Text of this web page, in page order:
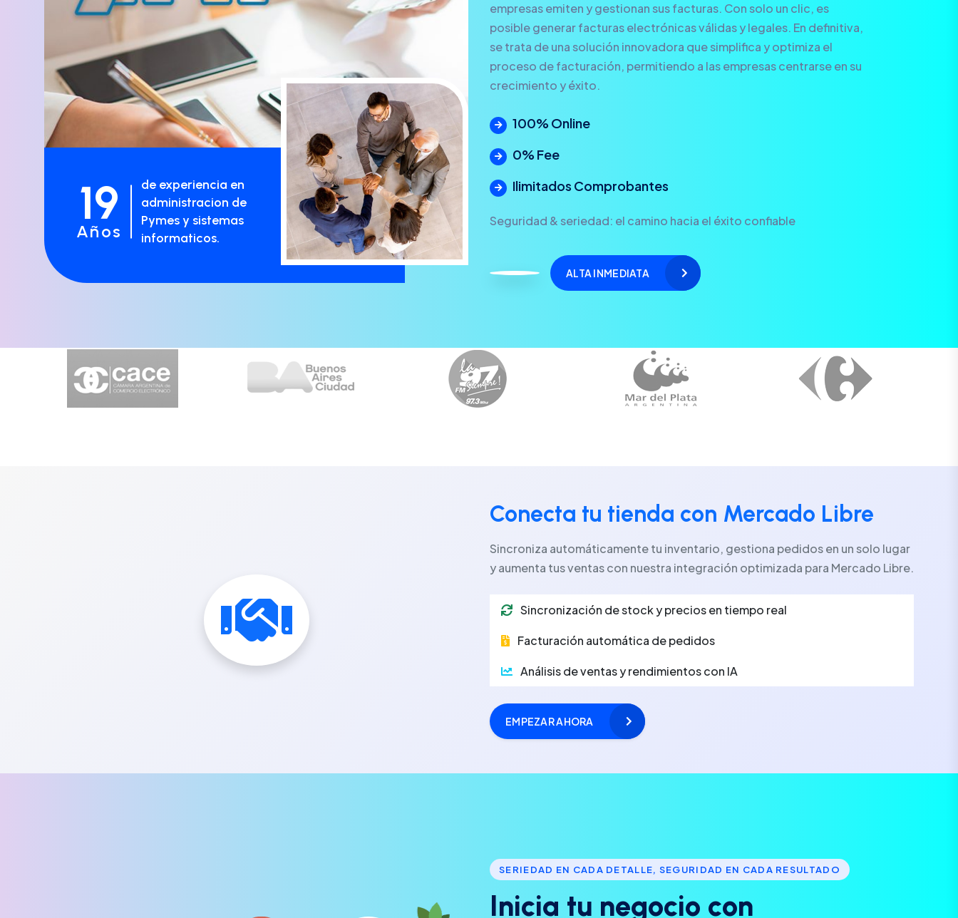
19
Años
de experiencia en
administracion de
Pymes y sistemas
informaticos.
empresas emiten y gestionan sus facturas. Con solo un clic, es
posible generar facturas electrónicas válidas y legales. En definitiva,
se trata de una solución innovadora que simplifica y optimiza el
proceso de facturación, permitiendo a las empresas centrarse en su
crecimiento y éxito.
100% Online
0% Fee
Ilimitados Comprobantes
Seguridad & seriedad: el camino hacia el éxito confiable
ALTA INMEDIATA
Conecta tu tienda con Mercado Libre
Sincroniza automáticamente tu inventario, gestiona pedidos en un solo lugar
y aumenta tus ventas con nuestra integración optimizada para Mercado Libre.
Sincronización de stock y precios en tiempo real
Facturación automática de pedidos
Análisis de ventas y rendimientos con IA
EMPEZAR AHORA
SERIEDAD EN CADA DETALLE, SEGURIDAD EN CADA RESULTADO
Inicia tu negocio con